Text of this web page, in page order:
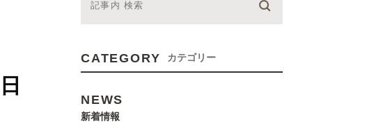
CATEGORY カテゴリー
NEWS
新着情報